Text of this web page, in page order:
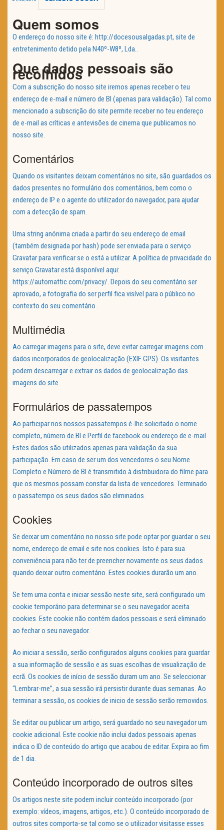
Política de Privacidade
Quem somos
O endereço do nosso site é: http://docesousalgadas.pt, site de
entretenimento detido pela N40º-W8º, Lda..
Que dados pessoais são
recolhidos
Com a subscrição do nosso site iremos apenas receber o teu
endereço de e-mail e número de BI (apenas para validação). Tal como
mencionado a subscrição do site permite receber no teu endereço
de e-mail as críticas e antevisões de cinema que publicamos no
nosso site.
Comentários
Quando os visitantes deixam comentários no site, são guardados os
dados presentes no formulário dos comentários, bem como o
endereço de IP e o agente do utilizador do navegador, para ajudar
com a detecção de spam.
Uma string anónima criada a partir do seu endereço de email
(também designada por hash) pode ser enviada para o serviço
Gravatar para verificar se o está a utilizar. A política de privacidade do
serviço Gravatar está disponível aqui:
https://automattic.com/privacy/. Depois do seu comentário ser
aprovado, a fotografia do ser perfil fica visível para o público no
contexto do seu comentário.
Multimédia
Ao carregar imagens para o site, deve evitar carregar imagens com
dados incorporados de geolocalização (EXIF GPS). Os visitantes
podem descarregar e extrair os dados de geolocalização das
imagens do site.
Formulários de passatempos
Ao participar nos nossos passatempos é-lhe solicitado o nome
completo, número de BI e Perfil de facebook ou endereço de e-mail.
Estes dados são utilizados apenas para validação da sua
participação. Em caso de ser um dos vencedores o seu Nome
Completo e Número de BI é transmitido à distribuidora do filme para
que os mesmos possam constar da lista de vencedores. Terminado
o passatempo os seus dados são eliminados.
Cookies
Se deixar um comentário no nosso site pode optar por guardar o seu
nome, endereço de email e site nos cookies. Isto é para sua
conveniência para não ter de preencher novamente os seus dados
quando deixar outro comentário. Estes cookies durarão um ano.
Se tem uma conta e iniciar sessão neste site, será configurado um
cookie temporário para determinar se o seu navegador aceita
cookies. Este cookie não contém dados pessoais e será eliminado
ao fechar o seu navegador.
Ao iniciar a sessão, serão configurados alguns cookies para guardar
a sua informação de sessão e as suas escolhas de visualização de
ecrã. Os cookies de início de sessão duram um ano. Se seleccionar
“Lembrar-me”, a sua sessão irá persistir durante duas semanas. Ao
terminar a sessão, os cookies de inicio de sessão serão removidos.
Se editar ou publicar um artigo, será guardado no seu navegador um
cookie adicional. Este cookie não inclui dados pessoais apenas
indica o ID de conteúdo do artigo que acabou de editar. Expira ao fim
de 1 dia.
Conteúdo incorporado de outros sites
Os artigos neste site podem incluir conteúdo incorporado (por
exemplo: vídeos, imagens, artigos, etc.). O conteúdo incorporado de
outros sites comporta-se tal como se o utilizador visitasse esses